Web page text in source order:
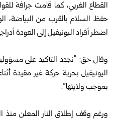
القطاع ‏الغربي، كما قامت جرافة
حفظ السلام ‏بالقرب من البياضة،
اضطر أفراد ‏اليونيفيل إلى العودة
وقال حق: “نجدد التأكيد على
‏اليونيفيل بحرية حركة غير مقيدة
‏بموجب ولايتها”.‏